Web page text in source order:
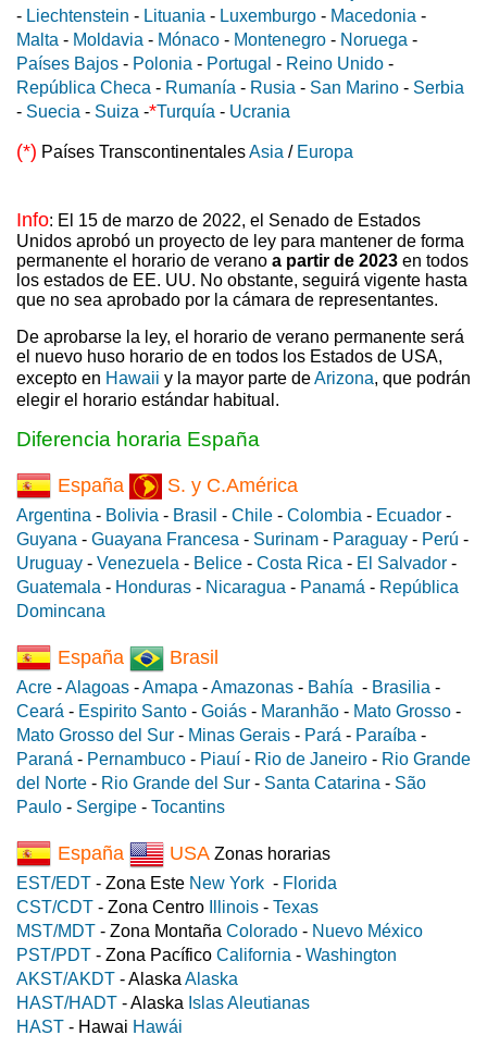
- Liechtenstein - Lituania - Luxemburgo - Macedonia -
Malta - Moldavia - Mónaco - Montenegro - Noruega -
Países Bajos - Polonia - Portugal - Reino Unido -
República Checa - Rumanía - Rusia - San Marino - Serbia
- Suecia - Suiza -*Turquía - Ucrania
(*) Países TranscontinentalesAsia / Europa
Info: El 15 de marzo de 2022, el Senado de Estados
Unidos aprobó un proyecto de ley para mantener de forma
permanente el horario de verano a partir de 2023 en todos
los estados de EE. UU. No obstante, seguirá vigente hasta
que no sea aprobado por la cámara de representantes.
De aprobarse la ley, el horario de verano permanente será
el nuevo huso horario de en todos los Estados de USA,
excepto en Hawaii y la mayor parte deArizona, que podrán
elegir el horario estándar habitual.
Diferencia horaria España
España S. y C.América
Argentina - Bolivia - Brasil - Chile - Colombia - Ecuador -
Guyana - Guayana Francesa - Surinam - Paraguay - Perú -
Uruguay - Venezuela - Belice - Costa Rica - El Salvador -
Guatemala - Honduras - Nicaragua - Panamá - República
Domincana
España Brasil
Acre -Alagoas -Amapa -Amazonas - Bahía - Brasilia -
Ceará - Espirito Santo - Goiás - Maranhão - Mato Grosso -
Mato Grosso del Sur - Minas Gerais - Pará - Paraíba -
Paraná - Pernambuco - Piauí - Rio de Janeiro - Rio Grande
del Norte - Rio Grande del Sur - Santa Catarina - São
Paulo - Sergipe - Tocantins
España USA Zonas horarias
EST/EDT - Zona Este New York - Florida
CST/CDT - Zona Centro Illinois - Texas
MST/MDT - Zona Montaña Colorado - Nuevo México
PST/PDT - Zona Pacífico California - Washington
AKST/AKDT - Alaska Alaska
HAST/HADT - Alaska Islas Aleutianas
HAST - Hawai Hawái